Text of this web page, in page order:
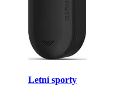
Letní sporty